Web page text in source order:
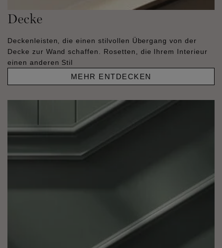
Decke
Deckenleisten, die einen stilvollen Übergang von der
Decke zur Wand schaffen. Rosetten, die Ihrem Interieur
einen anderen Stil
MEHR ENTDECKEN